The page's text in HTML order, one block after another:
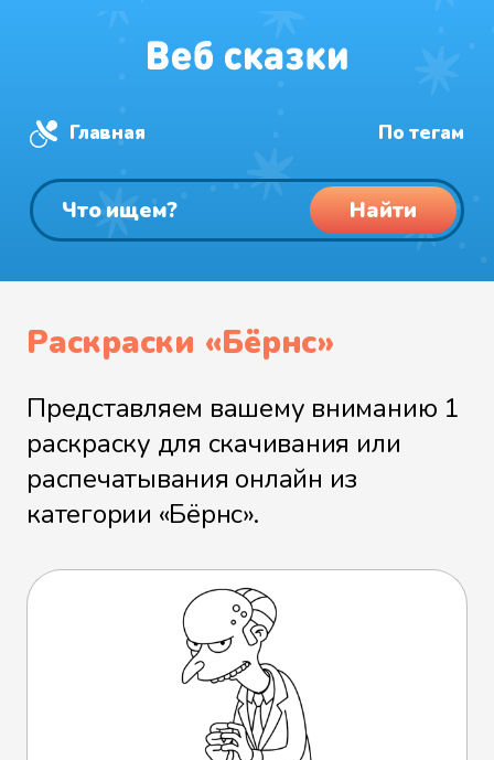
Главная По тегам
Найти
Раскраски «Бёрнс»
Представляем вашему вниманию 1
раскраску для скачивания или
распечатывания онлайн из
категории «Бёрнс».